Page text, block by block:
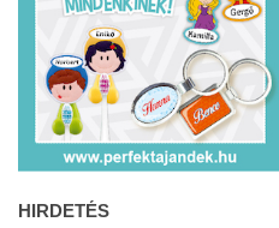
HIRDETÉS